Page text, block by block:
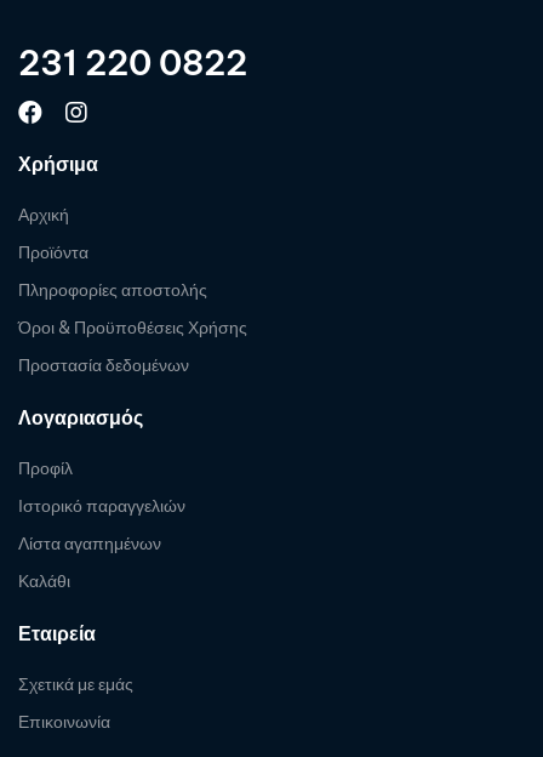
231 220 0822
Χρήσιμα
Αρχική
Προϊόντα
Πληροφορίες αποστολής
Όροι & Προϋποθέσεις Χρήσης
Προστασία δεδομένων
Λογαριασμός
Προφίλ
Ιστορικό παραγγελιών
Λίστα αγαπημένων
Καλάθι
Εταιρεία
Σχετικά με εμάς
Επικοινωνία